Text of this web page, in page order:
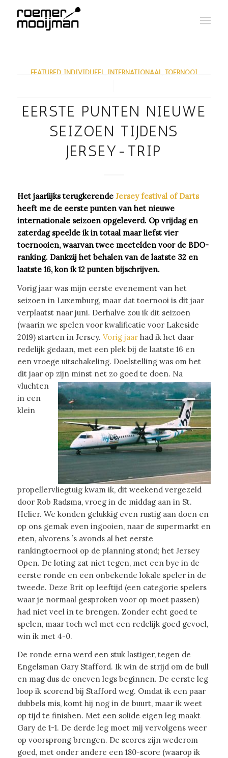
FEATURED, INDIVIDUEEL, INTERNATIONAAL,TOERNOOI
EERSTE PUNTEN NIEUWE
SEIZOEN TIJDENS
JERSEY-TRIP
Het jaarlijks terugkerende Jersey festival of Darts
heeft me de eerste punten van het nieuwe
internationale seizoen opgeleverd. Op vrijdag en
zaterdag speelde ik in totaal maar liefst vier
toernooien, waarvan twee meetelden voor de BDO-
ranking. Dankzij het behalen van de laatste 32 en
laatste 16, kon ik 12 punten bijschrijven.
Vorig jaar was mijn eerste evenement van het
seizoen in Luxemburg, maar dat toernooi is dit jaar
verplaatst naar juni. Derhalve zou ik dit seizoen
(waarin we spelen voor kwalificatie voor Lakeside
2019) starten in Jersey. Vorig jaarhad ik het daar
redelijk gedaan, met een plek bij de laatste 16 en
een vroege uitschakeling. Doelstelling was om het
dit jaar op zijn minst net zo goed te doen. Na
vluchten
in een
klein
propellervliegtuig kwam ik, dit weekend vergezeld
door Rob Radsma, vroeg in de middag aan in St.
Helier. We konden gelukkig even rustig aan doen en
op ons gemak even ingooien, naar de supermarkt en
eten, alvorens ’s avonds al het eerste
rankingtoernooi op de planning stond; het Jersey
Open. De loting zat niet tegen, met een bye in de
eerste ronde en een onbekende lokale speler in de
tweede. Deze Brit op leeftijd (een categorie spelers
waar je normaal gesproken voor op moet passen)
had niet veel in te brengen. Zonder echt goed te
spelen, maar toch wel met een redelijk goed gevoel,
win ik met 4-0.
De ronde erna werd een stuk lastiger, tegen de
Engelsman Gary Stafford. Ik win de strijd om de bull
en mag dus de oneven legs beginnen. De eerste leg
loop ik scorend bij Stafford weg. Omdat ik een paar
dubbels mis, komt hij nog in de buurt, maar ik weet
op tijd te finishen. Met een solide eigen leg maakt
Gary de 1-1. De derde leg moet mij vervolgens weer
op voorsprong brengen. De scores zijn wederom
goed, met onder andere een 180-score (waarop ik